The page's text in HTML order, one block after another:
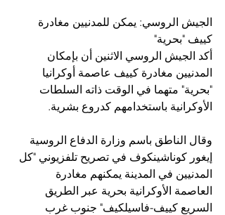
الجيش الروسي: يمكن للمدنيين مغادرة
كييف "بحرية"
أكد الجيش الروسي الاثنين أن بإمكان
المدنيين مغادرة كييف عاصمة أوكرانيا
"بحرية" متهما في الوقت ذاته السلطات
الأوكرانية باستخدامهم كدروع بشرية.
وقال الناطق باسم وزارة الدفاع الروسية
إيغور كوناشينكوف في تصريح تلفزيوني "كل
المدنيين في المدينة يمكنهم مغادرة
العاصمة الأوكرانية بحرية عبر الطريق
السريع كييف-فاسيلكيف" جنوب غرب